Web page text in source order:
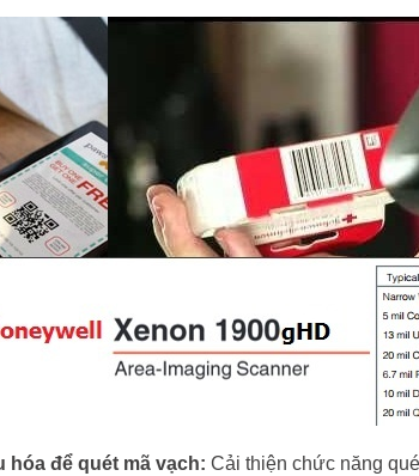
để quét mã vạch: Cải thiện chức năng